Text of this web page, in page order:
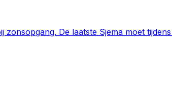
De laatste Sjema moet